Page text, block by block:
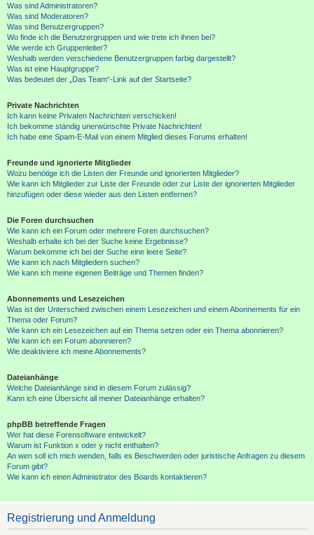
Was sind Administratoren?
Was sind Moderatoren?
Was sind Benutzergruppen?
Wo finde ich die Benutzergruppen und wie trete ich ihnen bei?
Wie werde ich Gruppenleiter?
Weshalb werden verschiedene Benutzergruppen farbig dargestellt?
Was ist eine Hauptgruppe?
Was bedeutet der „Das Team“-Link auf der Startseite?
Private Nachrichten
Ich kann keine Privaten Nachrichten verschicken!
Ich bekomme ständig unerwünschte Private Nachrichten!
Ich habe eine Spam-E-Mail von einem Mitglied dieses Forums erhalten!
Freunde und ignorierte Mitglieder
Wozu benötige ich die Listen der Freunde und ignorierten Mitglieder?
Wie kann ich Mitglieder zur Liste der Freunde oder zur Liste der ignorierten Mitglieder
hinzufügen oder diese wieder aus den Listen entfernen?
Die Foren durchsuchen
Wie kann ich ein Forum oder mehrere Foren durchsuchen?
Weshalb erhalte ich bei der Suche keine Ergebnisse?
Warum bekomme ich bei der Suche eine leere Seite?
Wie kann ich nach Mitgliedern suchen?
Wie kann ich meine eigenen Beiträge und Themen finden?
Abonnements und Lesezeichen
Was ist der Unterschied zwischen einem Lesezeichen und einem Abonnements für ein
Thema oder Forum?
Wie kann ich ein Lesezeichen auf ein Thema setzen oder ein Thema abonnieren?
Wie kann ich ein Forum abonnieren?
Wie deaktiviere ich meine Abonnements?
Dateianhänge
Welche Dateianhänge sind in diesem Forum zulässig?
Kann ich eine Übersicht all meiner Dateianhänge erhalten?
phpBB betreffende Fragen
Wer hat diese Forensoftware entwickelt?
Warum ist Funktion x oder y nicht enthalten?
An wen soll ich mich wenden, falls es Beschwerden oder juristische Anfragen zu diesem
Forum gibt?
Wie kann ich einen Administrator des Boards kontaktieren?
Registrierung und Anmeldung